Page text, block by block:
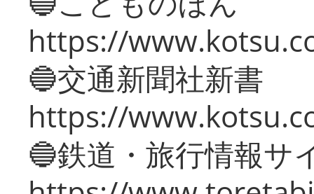
https://
🔵交通新聞社新書
https://
🔵鉄道・旅行情報サ